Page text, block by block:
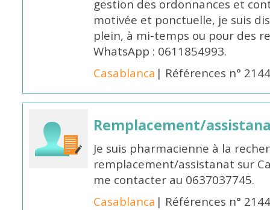
gestion des ordonnances et
motivée et ponctuelle, je suis
plein, à mi-temps ou pour des
WhatsApp : 0611854993.
Casablanca | Références n°
Remplacement/
Je suis pharmacienne à la
remplacement/assistanat sur
me contacter au 0637037745.
Casablanca | Références n°